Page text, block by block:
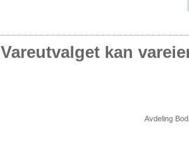
Vareutvalget kan
Avdeling